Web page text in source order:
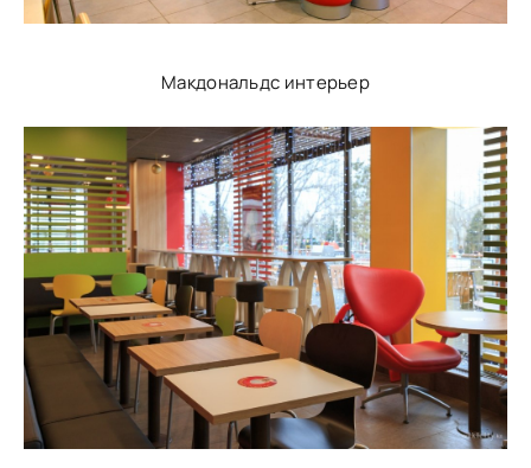
Макдональдс интерьер